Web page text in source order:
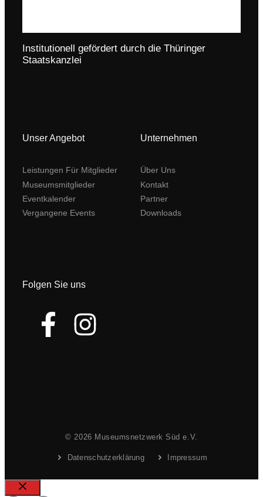
Institutionell gefördert durch die Thüringer
Staatskanzlei
Unser Angebot
Leistungen Für Mitglieder
Museumsmitglieder
Eventkalender
Vergangene Events
Unternehmen
Über Uns
Kontakt
Partner
Downloads
Folgen Sie uns
© 2026 Museumsnetzwerk Süd e.V.
Datenschutzerklärung Impressum